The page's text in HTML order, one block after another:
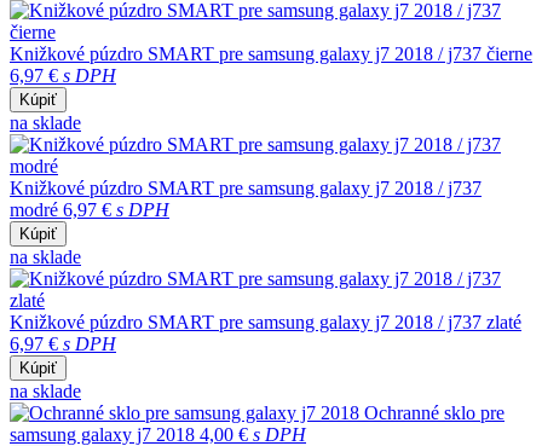
Knižkové púzdro SMART pre samsung galaxy j7 2018 / j737 čierne
6,97 € s DPH
Kúpiť
na sklade
Knižkové púzdro SMART pre samsung galaxy j7 2018 / j737
modré 6,97 € s DPH
Kúpiť
na sklade
Knižkové púzdro SMART pre samsung galaxy j7 2018 / j737 zlaté
6,97 € s DPH
Kúpiť
na sklade
Ochranné sklo pre
samsung galaxy j7 2018 4,00 € s DPH